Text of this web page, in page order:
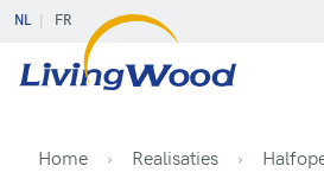
NL FR
Home Realisaties